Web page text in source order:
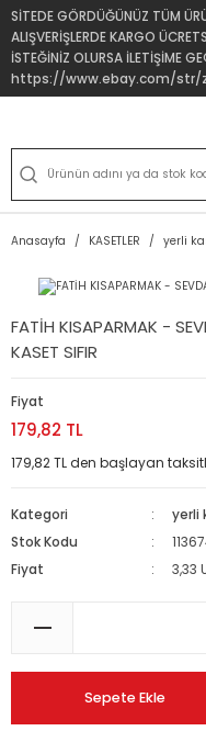
SİTEDE GÖRDÜĞÜNÜZ TÜM
ALIŞVERİŞLERDE KARGO
İSTEĞİNİZ OLURSA İLETİŞİME
https://www.ebay.com/str/
Anasayfa KASETLER yerli
FATİH KISAPARMAK -
KASET SIFIR
Fiyat
179,82 TL
179,82 TL den başlayan
Kategori
yerli
Stok Kodu
Fiyat
3,33
Sepete Ekle